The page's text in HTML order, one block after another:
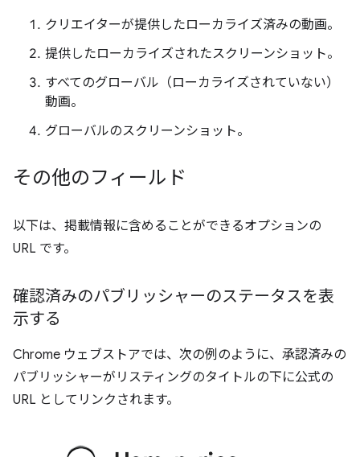
クリエイターが提供したローカライズ済みの動画。
提供したローカライズされたスクリーンショット。
すべてのグローバル（ローカライズされていない）
動画。
グローバルのスクリーンショット。
その他のフィールド
以下は、掲載情報に含めることができるオプションの
URL です。
確認済みのパブリッシャーのステータスを表
示する
Chrome ウェブストアでは、次の例のように、承認済みの
パブリッシャーがリスティングのタイトルの下に公式の
URL としてリンクされます。